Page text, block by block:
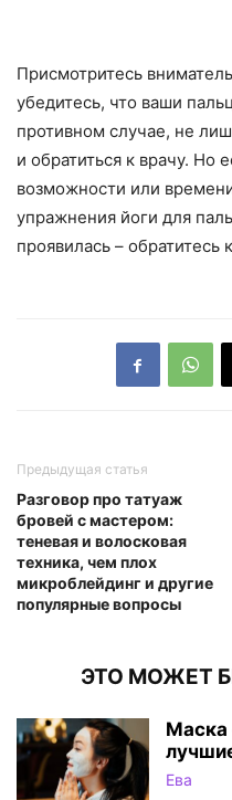
Присмотритесь
убедитесь, что ваши
противном случае, не
и обратиться к врачу. Но
возможности или
упражнения йоги для
проявилась – обратитесь
Предыдущая статья
Разговор про татуаж
бровей с мастером:
теневая и волосковая
техника, чем плох
микроблейдинг и другие
популярные вопросы
ЭТО МОЖЕТ
Маска
Ева